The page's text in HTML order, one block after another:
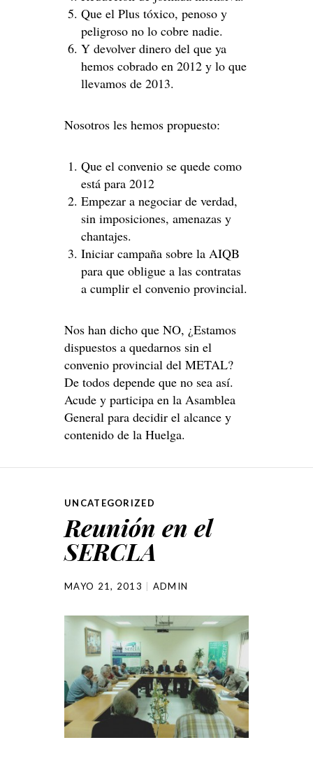
Que el Plus tóxico, penoso y
peligroso no lo cobre nadie.
Y devolver dinero del que ya
hemos cobrado en 2012 y lo que
llevamos de 2013.
Nosotros les hemos propuesto:
Que el convenio se quede como
está para 2012
Empezar a negociar de verdad,
sin imposiciones, amenazas y
chantajes.
Iniciar campaña sobre la AIQB
para que obligue a las contratas
a cumplir el convenio provincial.
Nos han dicho que NO, ¿Estamos
dispuestos a quedarnos sin el
convenio provincial del METAL?
De todos depende que no sea así.
Acude y participa en la Asamblea
General para decidir el alcance y
contenido de la Huelga.
UNCATEGORIZED
Reunión en el
SERCLA
MAYO 21, 2013 ADMIN